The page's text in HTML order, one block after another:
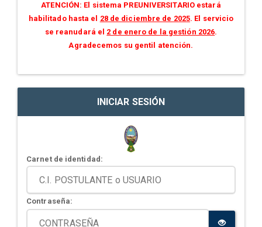
ATENCIÓN: El sistema PREUNIVERSITARIO estará
habilitado hasta el 28 de diciembre de 2025. El servicio
se reanudará el 2 de enero de la gestión 2026.
Agradecemos su gentil atención.
INICIAR SESIÓN
Carnet de identidad:
Contraseña: